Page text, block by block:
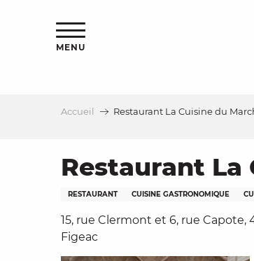
MENU
Accueil Restaurant La Cuisine du
Restaurant La
RESTAURANT CUISINE GASTRONOMIQUE
15, rue Clermont et 6, rue Capote,
Figeac